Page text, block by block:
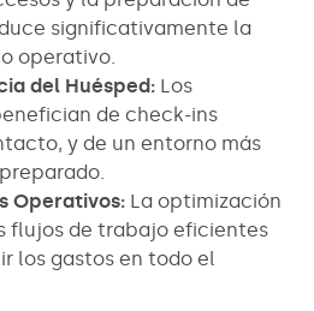
significativamente la
operativo.
del Huésped: Los
de check-ins
y de un entorno más
Operativos: La optimización
flujos de trabajo eficientes
los gastos en todo el